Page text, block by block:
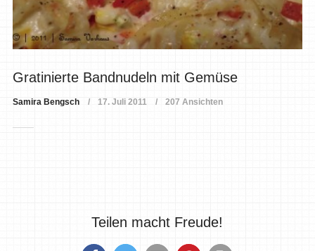
Gratinierte Bandnudeln mit Gemüse
Samira Bengsch 17. Juli 2011 207 Ansichten
Teilen macht Freude!